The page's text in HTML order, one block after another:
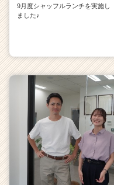
9月度シャッフルランチを実施し
ました♪